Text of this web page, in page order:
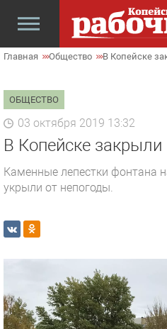
Главная Общество В Копейске
ОБЩЕСТВО
03 октября 2019 13:32
В Копейске
Каменные лепестки фонтана
укрыли от непогоды.